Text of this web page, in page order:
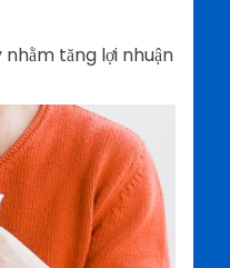
tăng lợi nhuận